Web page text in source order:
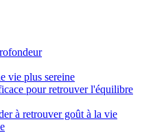
vie plus sereine
pour retrouver l'équilibre
à retrouver goût à la vie